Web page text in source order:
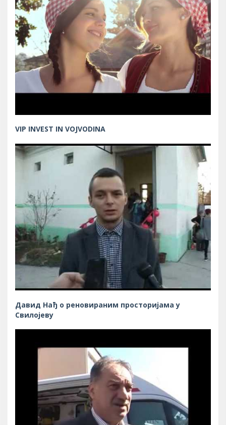
VIP INVEST IN VOJVODINA
Давид Нађ о реновираним просторијама у
Свилојеву